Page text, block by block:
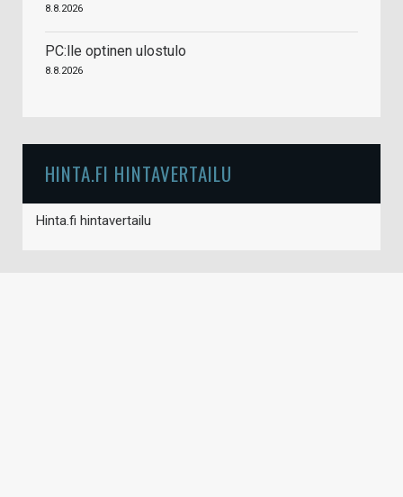
8.8.2026
PC:lle optinen ulostulo
8.8.2026
HINTA.FI HINTAVERTAILU
Hinta.fi hintavertailu